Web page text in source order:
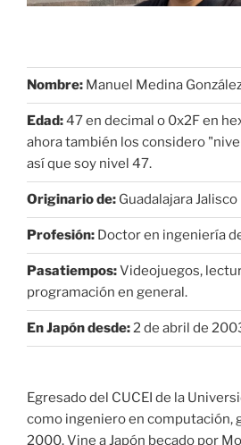
Nombre: Manuel Medina
Edad:47 en decimal o 0x2F en
ahora también los considero
así que soy nivel 47.
Originario de: Guadalajara
Profesión: Doctor en ingeniería
Pasatiempos:Videojuegos,
programación en general.
En Japón desde:2 de abril de
Egresado del CUCEI de la
como ingeniero en computación,
2000. Vine a Japón becado por